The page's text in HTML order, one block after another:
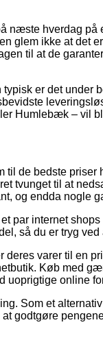
næste hverdag på
glem ikke at det
til at de
er det under
Humlebæk – vil
de bedste priser
tvunget til at
og endda nogle
par internet
så du er tryg
deres varer til en
Køb med
uoprigtige online
Som et
godtgøre